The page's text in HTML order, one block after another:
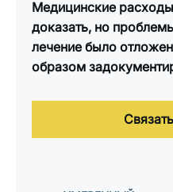
Медицинские
доказать, но
лечение было
образом